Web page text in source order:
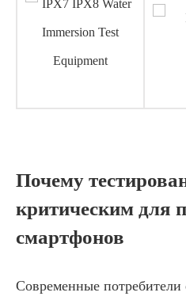
Почему
критическим для
смартфонов
Современные